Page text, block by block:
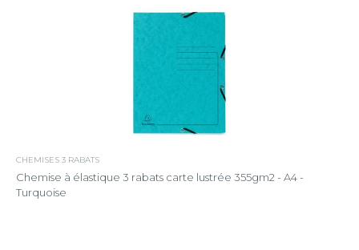
CHEMISES 3 RABATS
Chemise à élastique 3 rabats carte lustrée 355gm2 - A4 -
Turquoise